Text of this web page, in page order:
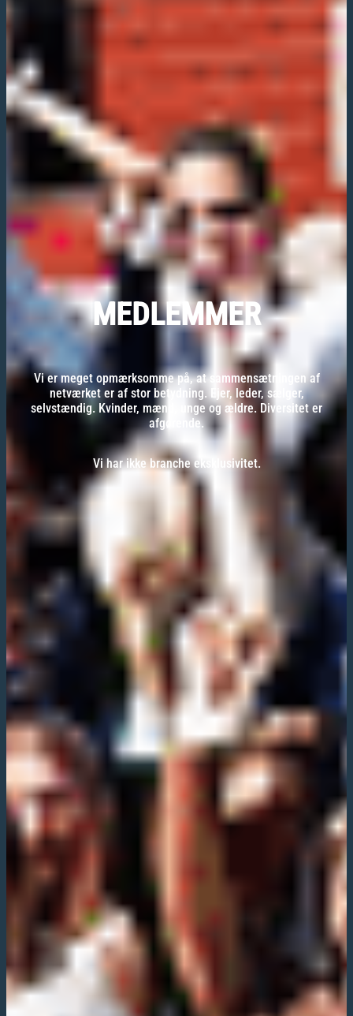
MEDLEMMER
Vi er meget opmærksomme på, at sammensætningen af
netværket er af stor betydning. Ejer, leder, sælger,
selvstændig. Kvinder, mænd, unge og ældre. Diversitet er
afgørende.
Vi har ikke branche eksklusivitet.